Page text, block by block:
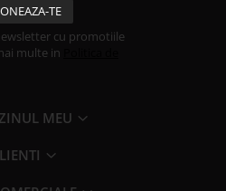
cu promotiile
multe in
MEU